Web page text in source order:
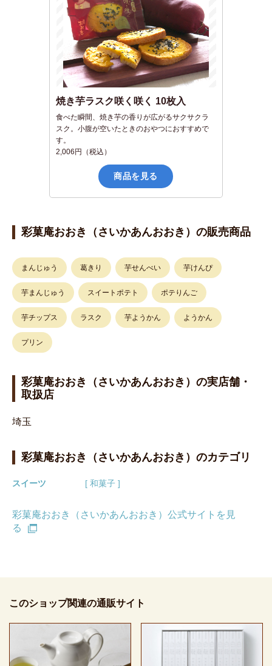
焼き芋ラスク咲く咲く 10枚入
食べた瞬間、焼き芋の香りが広がるサクサクラ
スク。小腹が空いたときのおやつにおすすめで
す。
2,006円（税込）
商品を見る
彩菓庵おおき（さいかあんおおき）の販売商品
まんじゅう 葛きり 芋せんべい 芋けんぴ
芋まんじゅう スイートポテト ポテりんご
芋チップス ラスク 芋ようかん ようかん
プリン
彩菓庵おおき（さいかあんおおき）の実店舗・
取扱店
埼玉
彩菓庵おおき（さいかあんおおき）のカテゴリ
スイーツ [ 和菓子 ]
彩菓庵おおき（さいかあんおおき）公式サイトを見
る
このショップ関連の通販サイト